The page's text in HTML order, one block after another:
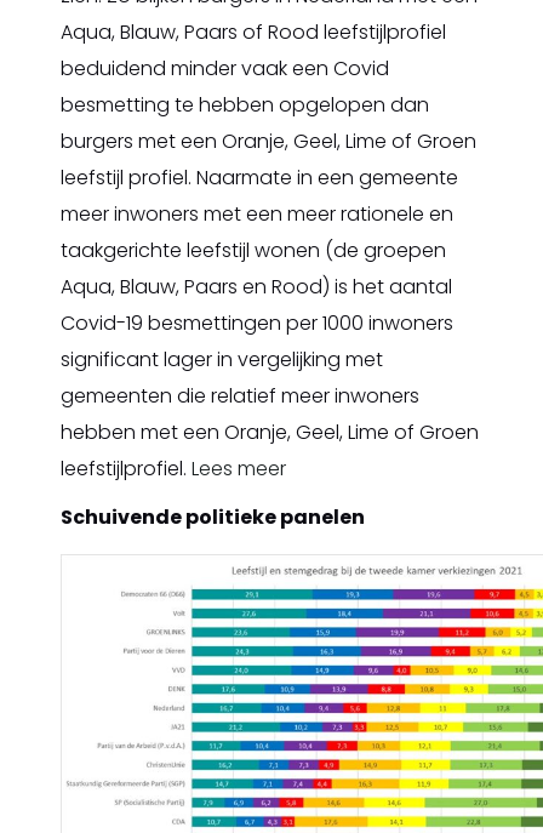
Aqua, Blauw, Paars of Rood leefstijlprofiel
beduidend minder vaak een Covid
besmetting te hebben opgelopen dan
burgers met een Oranje, Geel, Lime of Groen
leefstijl profiel. Naarmate in een gemeente
meer inwoners met een meer rationele en
taakgerichte leefstijl wonen (de groepen
Aqua, Blauw, Paars en Rood) is het aantal
Covid-19 besmettingen per 1000 inwoners
significant lager in vergelijking met
gemeenten die relatief meer inwoners
hebben met een Oranje, Geel, Lime of Groen
leefstijlprofiel. Lees meer
Schuivende politieke panelen